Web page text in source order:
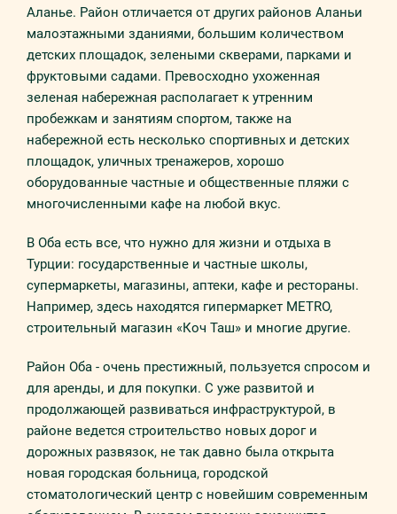
Аланье. Район отличается от других районов Аланьи
малоэтажными зданиями, большим количеством
детских площадок, зелеными скверами, парками и
фруктовыми садами. Превосходно ухоженная
зеленая набережная располагает к утренним
пробежкам и занятиям спортом, также на
набережной есть несколько спортивных и детских
площадок, уличных тренажеров, хорошо
оборудованные частные и общественные пляжи с
многочисленными кафе на любой вкус.
В Оба есть все, что нужно для жизни и отдыха в
Турции: государственные и частные школы,
супермаркеты, магазины, аптеки, кафе и рестораны.
Например, здесь находятся гипермаркет METRO,
строительный магазин «Коч Таш» и многие другие.
Район Оба - очень престижный, пользуется спросом и
для аренды, и для покупки. С уже развитой и
продолжающей развиваться инфраструктурой, в
районе ведется строительство новых дорог и
дорожных развязок, не так давно была открыта
новая городская больница, городской
стоматологический центр с новейшим современным